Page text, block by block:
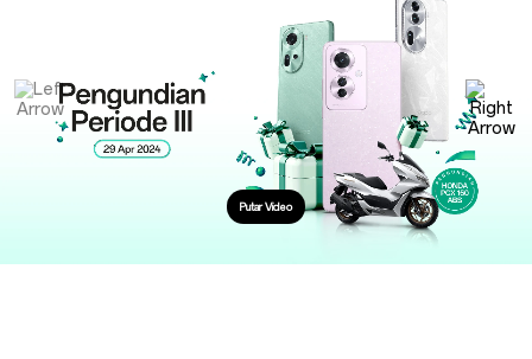
Putar Video